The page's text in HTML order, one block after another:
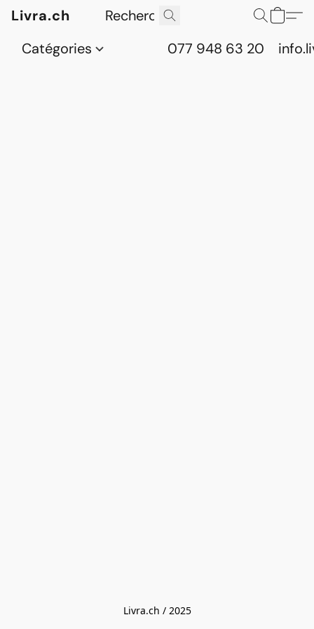
Livra.ch
Catégories
077 948 63 20
Livra.ch / 2025